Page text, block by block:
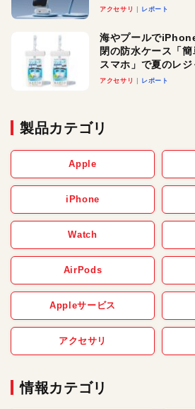
ースでおしゃれに充
アクセサリ レポート
海やプールで
閉の防水ケース「
スマホ」で夏のレ
アクセサリ レポート
製品カテゴリ
Apple
iPhone
Watch
AirPods
Appleサービス
アクセサリ
情報カテゴリ